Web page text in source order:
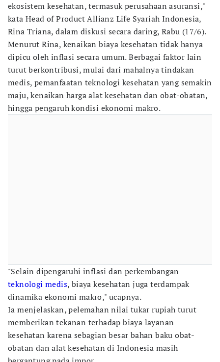
ekosistem kesehatan, termasuk perusahaan asuransi,"
kata Head of Product Allianz Life Syariah Indonesia,
Rina Triana, dalam diskusi secara daring, Rabu (17/6).
Menurut Rina, kenaikan biaya kesehatan tidak hanya
dipicu oleh inflasi secara umum. Berbagai faktor lain
turut berkontribusi, mulai dari mahalnya tindakan
medis, pemanfaatan teknologi kesehatan yang semakin
maju, kenaikan harga alat kesehatan dan obat-obatan,
hingga pengaruh kondisi ekonomi makro.
"Selain dipengaruhi inflasi dan perkembangan
teknologi medis, biaya kesehatan juga terdampak
dinamika ekonomi makro," ucapnya.
Ia menjelaskan, pelemahan nilai tukar rupiah turut
memberikan tekanan terhadap biaya layanan
kesehatan karena sebagian besar bahan baku obat-
obatan dan alat kesehatan di Indonesia masih